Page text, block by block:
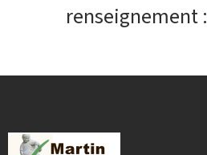
renseignement :